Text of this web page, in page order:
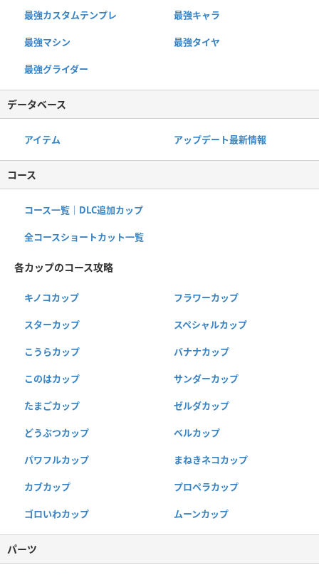
最強カスタムテンプレ 最強キャラ
最強マシン 最強タイヤ
最強グライダー
データベース
アイテム アップデート最新情報
コース
コース一覧｜DLC追加カップ
全コースショートカット一覧
各カップのコース攻略
キノコカップ フラワーカップ
スターカップ スペシャルカップ
こうらカップ バナナカップ
このはカップ サンダーカップ
たまごカップ ゼルダカップ
どうぶつカップ ベルカップ
パワフルカップ まねきネコカップ
カブカップ プロペラカップ
ゴロいわカップ ムーンカップ
パーツ